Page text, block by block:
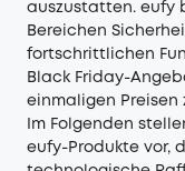
auszustatten. eufy
Bereichen
fortschrittlichen
Black Friday-
einmaligen Preisen
Im Folgenden
eufy-Produkte vor,